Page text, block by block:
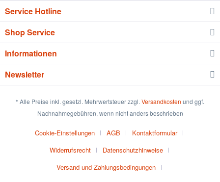
Service Hotline
Shop Service
Informationen
Newsletter
* Alle Preise inkl. gesetzl. Mehrwertsteuer zzgl. Versandkosten und ggf.
Nachnahmegebühren, wenn nicht anders beschrieben
Cookie-Einstellungen AGB
Kontaktformular
Widerrufsrecht
Datenschutzhinweise
Versand und Zahlungsbedingungen